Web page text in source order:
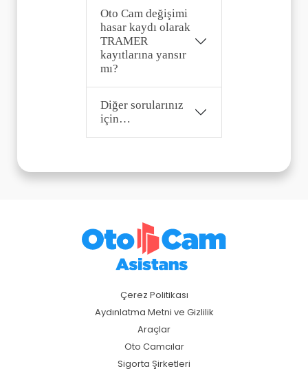
Oto Cam değişimi
hasar kaydı olarak
TRAMER
kayıtlarına yansır
mı?
Diğer sorularınız
için…
Çerez Politikası
Aydınlatma Metni ve Gizlilik
Araçlar
Oto Camcılar
Sigorta Şirketleri